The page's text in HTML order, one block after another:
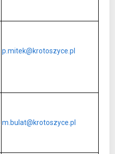
p.mitek@krotoszyce.pl
m.bulat@krotoszyce.pl